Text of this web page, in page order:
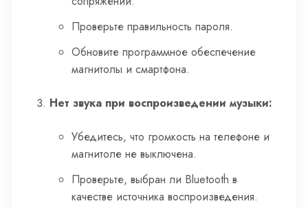
Проверьте правильность пароля.
Обновите программное обеспечение
магнитолы и смартфона.
Нет звука при воспроизведении музыки:
Убедитесь, что громкость на телефоне и
магнитоле не выключена.
Проверьте, выбран ли Bluetooth в
качестве источника воспроизведения.